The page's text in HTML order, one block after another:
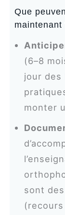
Que
maintenant
(6–8
jour des
monter
sont